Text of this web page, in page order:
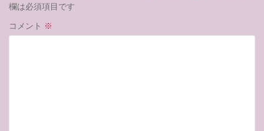
欄は必須項目です
コメント ※